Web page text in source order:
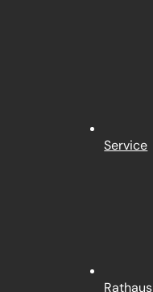
Service
Rathaus